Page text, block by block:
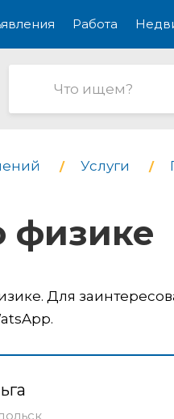
Работа
Услуги
физике
Для